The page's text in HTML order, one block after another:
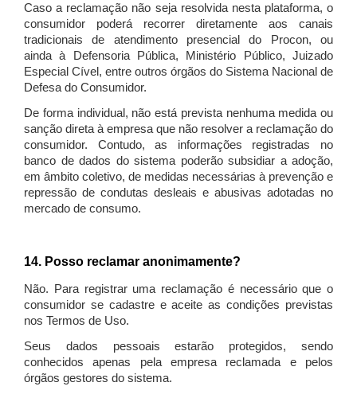
Caso a reclamação não seja resolvida nesta plataforma, o
consumidor poderá recorrer diretamente aos canais
tradicionais de atendimento presencial do Procon, ou
ainda à Defensoria Pública, Ministério Público, Juizado
Especial Cível, entre outros órgãos do Sistema Nacional de
Defesa do Consumidor.
De forma individual, não está prevista nenhuma medida ou
sanção direta à empresa que não resolver a reclamação do
consumidor. Contudo, as informações registradas no
banco de dados do sistema poderão subsidiar a adoção,
em âmbito coletivo, de medidas necessárias à prevenção e
repressão de condutas desleais e abusivas adotadas no
mercado de consumo.
14. Posso reclamar anonimamente?
Não. Para registrar uma reclamação é necessário que o
consumidor se cadastre e aceite as condições previstas
nos Termos de Uso.
Seus dados pessoais estarão protegidos, sendo
conhecidos apenas pela empresa reclamada e pelos
órgãos gestores do sistema.